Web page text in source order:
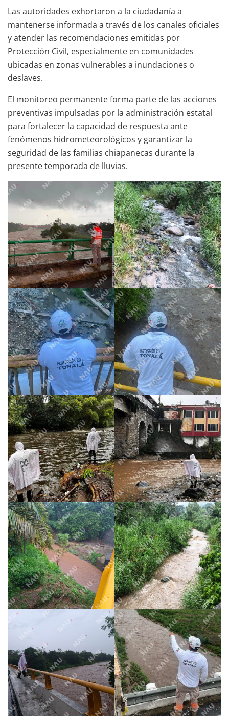
Las autoridades exhortaron a la ciudadanía a
mantenerse informada a través de los canales oficiales
y atender las recomendaciones emitidas por
Protección Civil, especialmente en comunidades
ubicadas en zonas vulnerables a inundaciones o
deslaves.
El monitoreo permanente forma parte de las acciones
preventivas impulsadas por la administración estatal
para fortalecer la capacidad de respuesta ante
fenómenos hidrometeorológicos y garantizar la
seguridad de las familias chiapanecas durante la
presente temporada de lluvias.